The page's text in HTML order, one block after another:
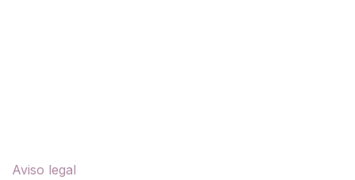
Aviso legal